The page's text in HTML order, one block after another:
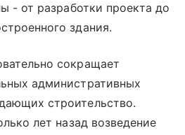
- от разработки проекта до
здания.
сокращает
административных
строительство.
лет назад возведение